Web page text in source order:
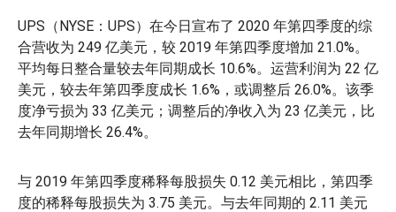
UPS（NYSE：UPS）在今日宣布了 2020 年第四季度的综
合营收为 249 亿美元，较 2019 年第四季度增加 21.0%。
平均每日整合量较去年同期成长 10.6%。运营利润为 22 亿
美元，较去年第四季度成长 1.6%，或调整后 26.0%。该季
度净亏损为 33 亿美元；调整后的净收入为 23 亿美元，比
去年同期增长 26.4%。
与 2019 年第四季度稀释每股损失 0.12 美元相比，第四季
度的稀释每股损失为 3.75 美元。与去年同期的 2.11 美元